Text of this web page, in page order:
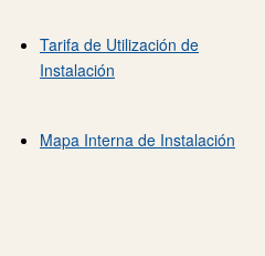
Tarifa de Utilización de
Instalación
Mapa Interna de Instalación